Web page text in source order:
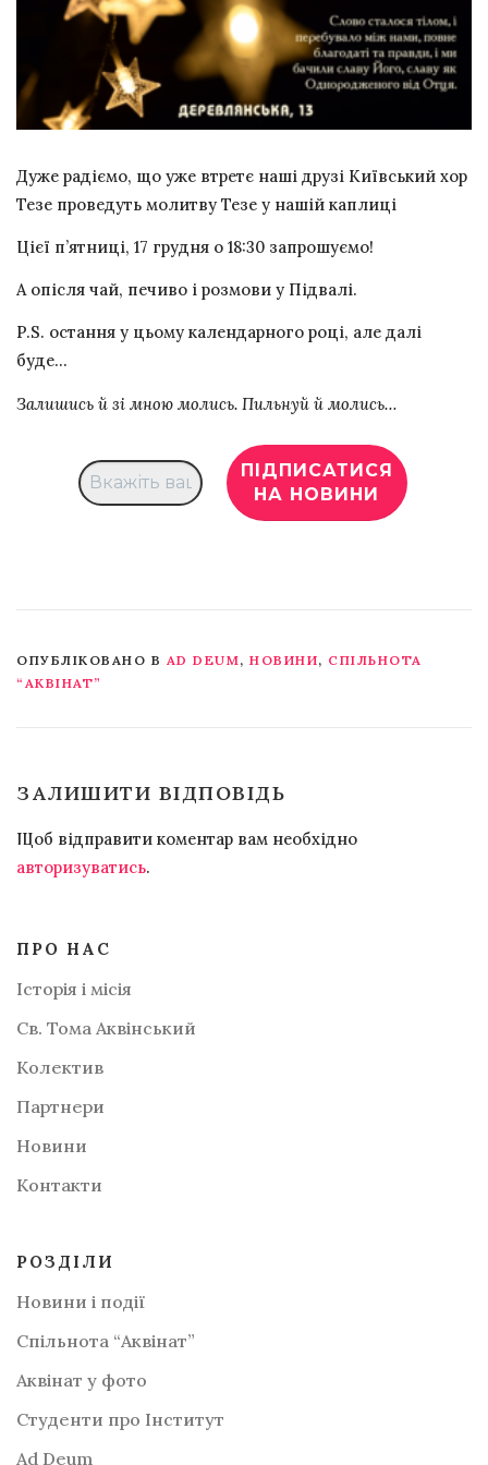
Дуже радіємо, що уже втретє наші друзі Київський хор
Тезе проведуть молитву Тезе у нашій каплиці
Цієї п’ятниці, 17 грудня о 18:30 запрошуємо!
А опісля чай, печиво і розмови у Підвалі.
P.S. остання у цьому календарного році, але далі
буде…
Залишись й зі мною молись. Пильнуй й молись…
ОПУБЛІКОВАНО В АD DEUM, НОВИНИ, СПІЛЬНОТА
“АКВІНАТ”
ЗАЛИШИТИ ВІДПОВІДЬ
Щоб відправити коментар вам необхідно
авторизуватись.
ПРО НАС
Історія і місія
Св. Тома Аквінський
Колектив
Партнери
Новини
Контакти
РОЗДІЛИ
Новини і події
Спільнота “Аквінат”
Аквінат у фото
Студенти про Інститут
Аd Deum